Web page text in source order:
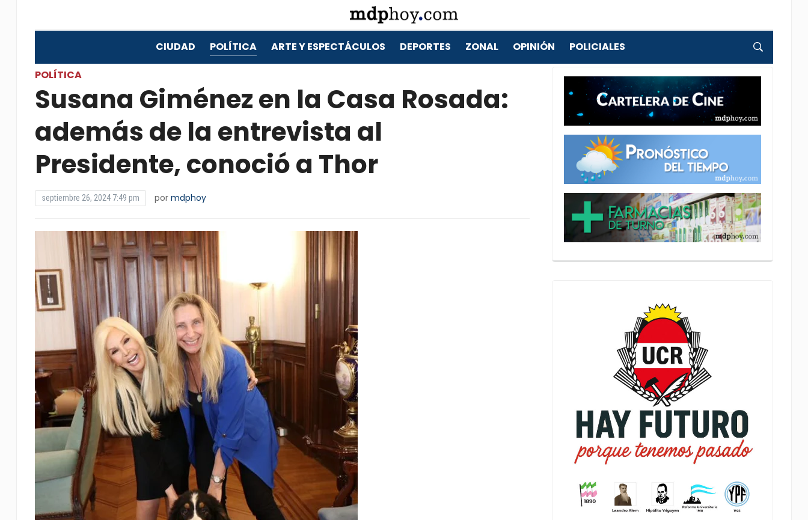
CIUDAD POLÍTICA ARTE Y ESPECTÁCULOS DEPORTES ZONAL OPINIÓN POLICIALES
POLÍTICA
Susana Giménez en la Casa Rosada:
además de la entrevista al
Presidente, conoció a Thor
septiembre 26, 2024 7:49 pm por mdphoy